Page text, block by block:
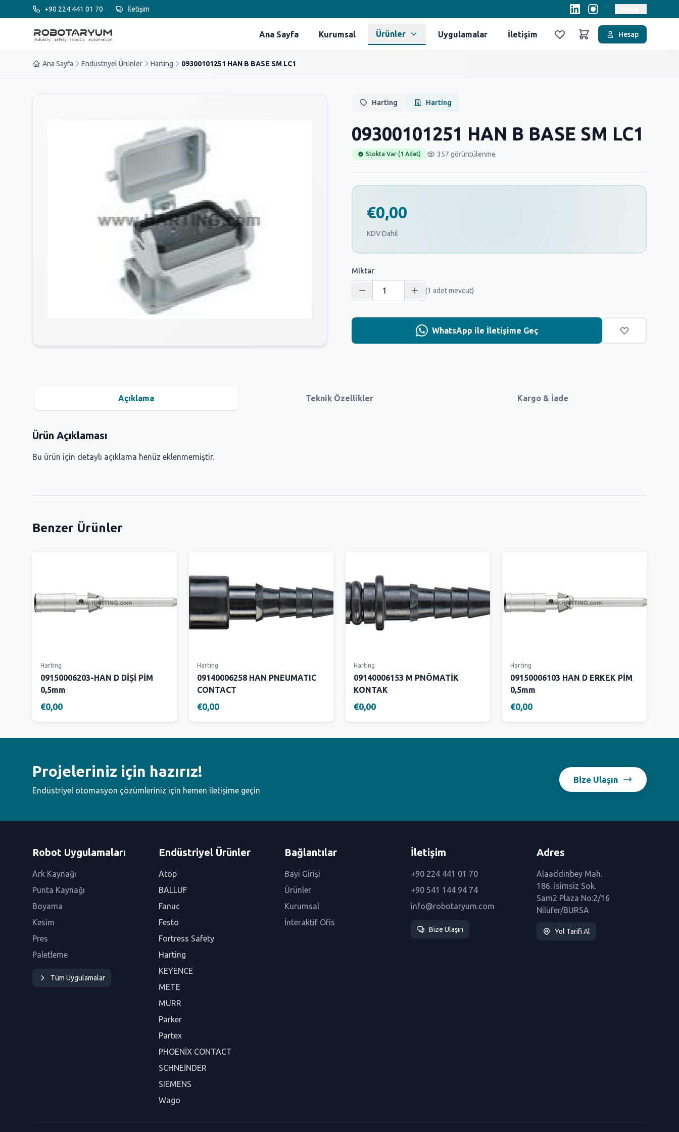
Ana içeriğe geç+90 224 441 01 70 İletişim
Ana Sayfa Kurumsal Ürünler Uygulamalar İletişim
FavorilerSepet
Hesap
Ana Sayfa Endüstriyel Ürünler Harting 09300101251 HAN B BASE SM LC1
Harting Harting
09300101251 HAN B BASE SM LC1
Stokta Var (1 Adet) 357 görüntülenme
€0,00
KDV Dahil
Miktar
(1 adet mevcut)
WhatsApp ile İletişime Geç
Açıklama Teknik Özellikler Kargo & İade
Ürün Açıklaması
Bu ürün için detaylı açıklama henüz eklenmemiştir.
Benzer Ürünler
Harting
09150006203-HAN D DİŞİ PİM
0,5mm
€0,00
Harting
09140006258 HAN PNEUMATIC
CONTACT
€0,00
Harting
09140006153 M PNÖMATİK
KONTAK
€0,00
Harting
09150006103 HAN D ERKEK PİM
0,5mm
€0,00
Projeleriniz için hazırız!
Endüstriyel otomasyon çözümleriniz için hemen iletişime geçin
Bize Ulaşın
Robot Uygulamaları
Ark Kaynağı
Punta Kaynağı
Boyama
Kesim
Pres
Paletleme
Tüm Uygulamalar
Endüstriyel Ürünler
Atop
BALLUF
Fanuc
Festo
Fortress Safety
Harting
KEYENCE
METE
MURR
Parker
Partex
PHOENİX CONTACT
SCHNEİNDER
SIEMENS
Wago
Bağlantılar
Bayi Girişi
Ürünler
Kurumsal
İnteraktif Ofis
İletişim
+90 224 441 01 70
+90 541 144 94 74
info@robotaryum.com
Bize Ulaşın
Adres
Alaaddinbey Mah.
186. İsimsiz Sok.
Sam2 Plaza No:2/16
Nilüfer/BURSA
Yol Tarifi Al